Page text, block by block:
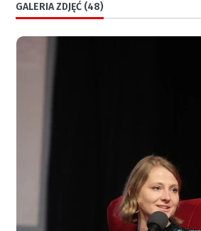
GALERIA ZDJĘĆ (48)